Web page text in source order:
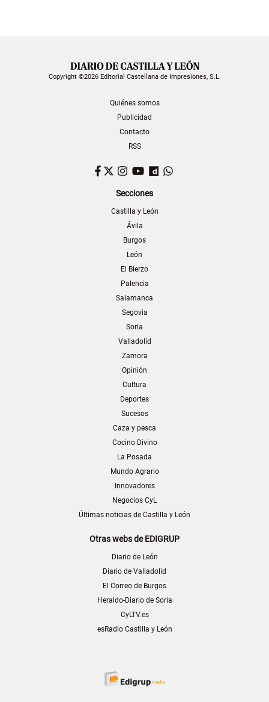
Copyright ©2026 Editorial Castellana de Impresiones, S.L.
Quiénes somos
Publicidad
Contacto
RSS
Facebook
TwitterInstagram
YouTubeDailymotion
Secciones
Castilla y León
Ávila
Burgos
León
El Bierzo
Palencia
Salamanca
Segovia
Soria
Valladolid
Zamora
Opinión
Cultura
Deportes
Sucesos
Caza y pesca
Cocino Divino
La Posada
Mundo Agrario
Innovadores
Negocios CyL
Últimas noticias de Castilla y León
Otras webs de EDIGRUP
Diario de León
Diario de Valladolid
El Correo de Burgos
Heraldo-Diario de Soria
CyLTV.es
esRadio Castilla y León